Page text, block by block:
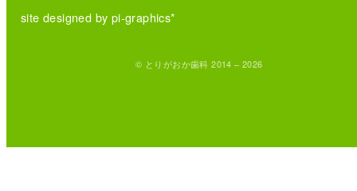
site designed by pi-graphics*
© とりがおか歯科 2014 – 2026